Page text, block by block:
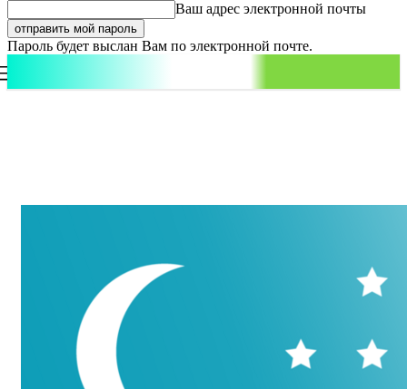
Ваш адрес электронной почты
Пароль будет выслан Вам по электронной почте.